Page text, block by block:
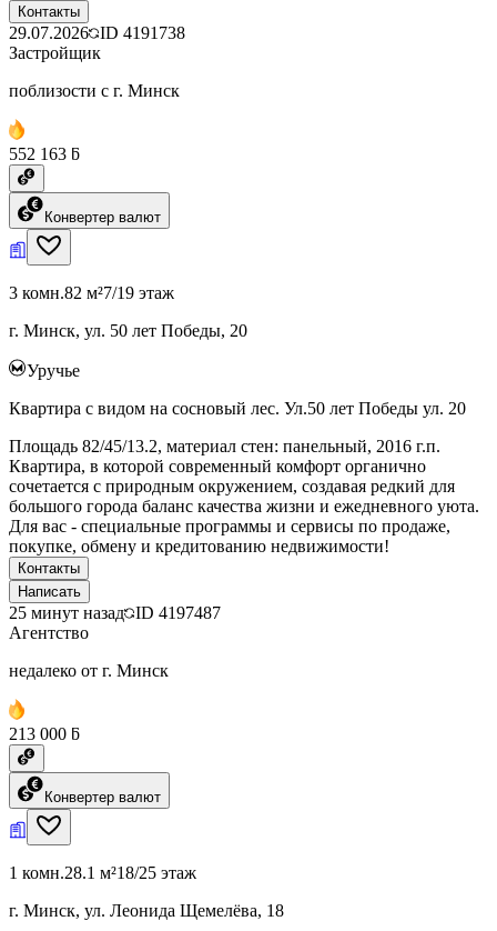
Контакты
29.07.2026 ID 4191738
Застройщик
поблизости с г. Минск
552 163 ƃ
Конвертер валют
3 комн.82 м²7/19 этаж
г. Минск, ул. 50 лет Победы, 20
Уручье
Квартира с видом на сосновый лес. Ул.50 лет Победы ул. 20
Площадь 82/45/13.2, материал стен: панельный, 2016 г.п.
Квартира, в которой современный комфорт органично
сочетается с природным окружением, создавая редкий для
большого города баланс качества жизни и ежедневного уюта.
Для вас - специальные программы и сервисы по продаже,
покупке, обмену и кредитованию недвижимости!
Контакты
Написать
25 минут назад ID 4197487
Агентство
недалеко от г. Минск
213 000 ƃ
Конвертер валют
1 комн.28.1 м²18/25 этаж
г. Минск, ул. Леонида Щемелёва, 18